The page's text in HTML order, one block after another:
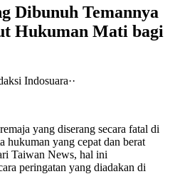
Dibunuh Temannya
Hukuman Mati bagi
Indosuara··
yang diserang secara fatal di
hukuman yang cepat dan berat
Taiwan News, hal ini
peringatan yang diadakan di